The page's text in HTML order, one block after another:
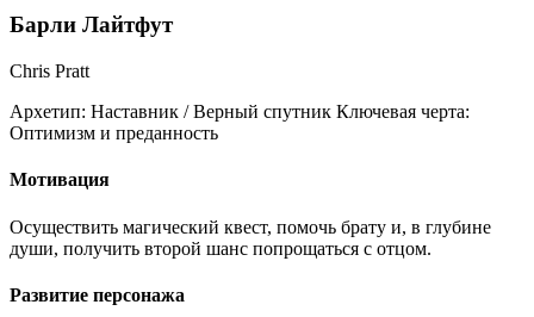
Барли Лайтфут
Chris Pratt
Архетип: Наставник / Верный спутник Ключевая черта:
Оптимизм и преданность
Мотивация
Осуществить магический квест, помочь брату и, в глубине
души, получить второй шанс попрощаться с отцом.
Развитие персонажа